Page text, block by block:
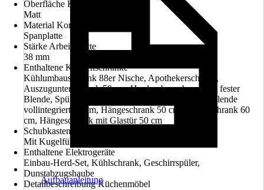
Oberfläche Korpus
Matt
Material Korpus
Spanplatte
Stärke Arbeitsplatte
38 mm
Enthaltene Küchenschränke
Kühlumbauschrank 88er Nische, Apothekerschrank,
Auszugunterschrank 50 cm, Herdumbauschrank mit fester
Blende, Spülenunterschrank 50 cm, Geschirrspülerblende
vollintegriert 60 cm, Hängeschrank 50 cm, Hängeschrank 60
cm, Hängeschrank mit Glastür 50 cm
Schubkastenausführung
Mit Kugelführung und Spanplattenzarge
Enthaltene Elektrogeräte
Einbau-Herd-Set, Kühlschrank, Geschirrspüler,
Dunstabzugshaube
Detailbeschreibung Küchenmöbel
Aufbauanleitung